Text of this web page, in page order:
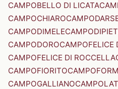
CAMPOBELLO DI LICATA
CAMPOCHIARO
CAMPODIMELE
CAMPODOROCAMPOFELICE
CAMPOFELICE DI ROCCELLA
CAMPOFIORITO
CAMPOGALLIANO